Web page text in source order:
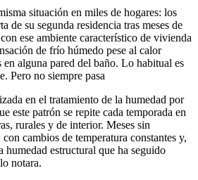
situación en miles de hogares: los
de su segunda residencia tras meses de
ese ambiente característico de vivienda
de frío húmedo pese al calor
en alguna pared del baño. Lo habitual es
Pero no siempre pasa
en el tratamiento de la humedad por
este patrón se repite cada temporada en
rurales y de interior. Meses sin
cambios de temperatura constantes y,
humedad estructural que ha seguido
notara.